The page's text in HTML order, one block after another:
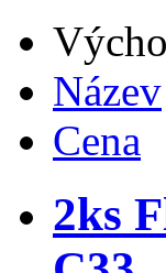
Název
Cena
2ks